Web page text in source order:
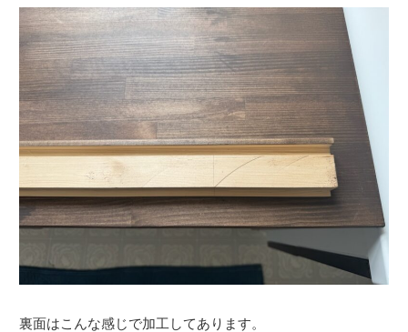
裏面はこんな感じで加工してあります。